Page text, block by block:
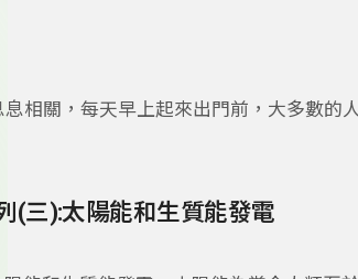
為面對孕育我們的這塊土地，很多時候我
山河、海洋不會說話，但台灣需要環境科
相關，每天早上起來出門前，大多數的
(三):太陽能和生質能發電